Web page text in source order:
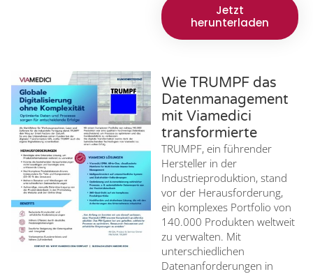
Jetzt
herunterladen
Wie TRUMPF das
Datenmanagement
mit Viamedici
transformierte
TRUMPF, ein führender
Hersteller in der
Industrieproduktion, stand
vor der Herausforderung,
ein komplexes Portfolio von
140.000 Produkten weltweit
zu verwalten. Mit
unterschiedlichen
Datenanforderungen in